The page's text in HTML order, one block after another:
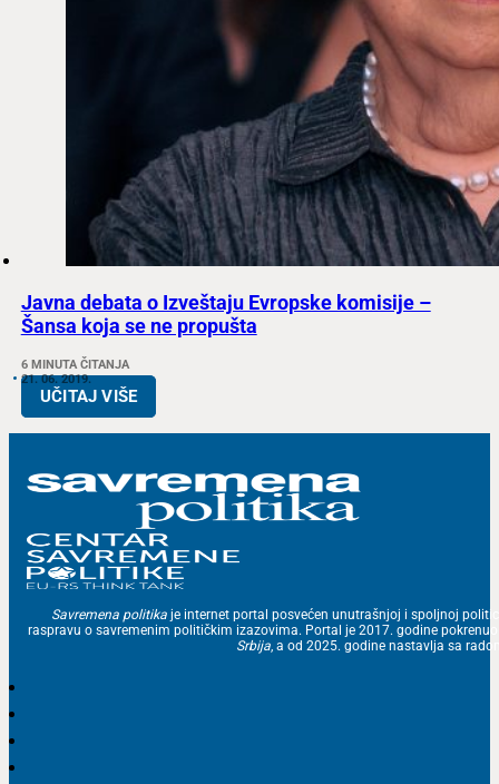
Javna debata o Izveštaju Evropske komisije –
Šansa koja se ne propušta
6 MINUTA ČITANJA
21. 06. 2019.
UČITAJ VIŠE
Savremena politika je internet portal posvećen unutrašnjoj i spoljnoj
raspravu o savremenim političkim izazovima. Portal je 2017. godine
Srbija, a od 2025. godine nastavlja sa